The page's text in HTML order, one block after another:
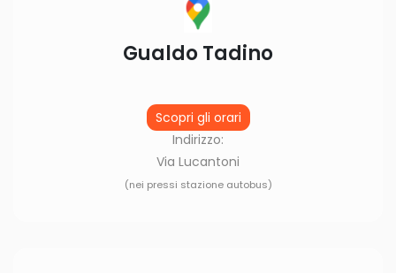
Gualdo Tadino
Scopri gli orari
Indirizzo:
Via Lucantoni
(nei pressi stazione autobus)